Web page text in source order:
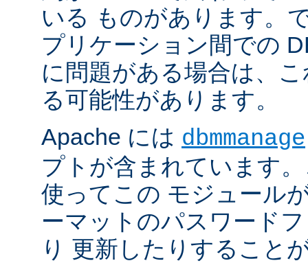
いる ものがあります。
プリケーション間での
に問題がある場合は、
る可能性があります。
Apache には dbmmanage
プトが含まれています
使ってこの モジュール
ーマットのパスワード
り 更新したりすること